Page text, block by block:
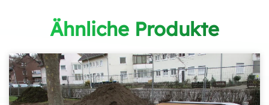
Ähnliche Produkte